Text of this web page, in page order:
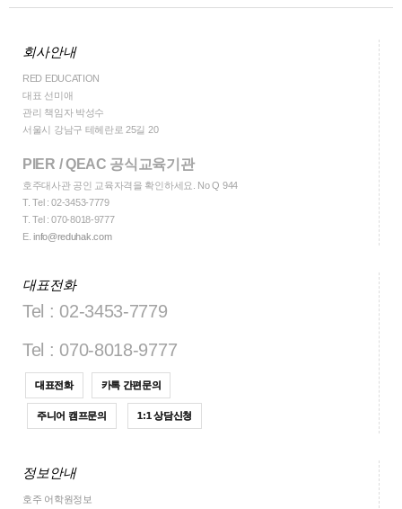
회사안내
RED EDUCATION
대표 선미애
관리 책임자 박성수
서울시 강남구 테헤란로 25길 20
PIER / QEAC 공식교육기관
호주대사관 공인 교육자격을 확인하세요. No Q 944
T.Tel : 02-3453-7779
T.Tel : 070-8018-9777
E.info@reduhak.com
대표전화
Tel : 02-3453-7779
Tel : 070-8018-9777
대표전화 카톡 간편문의
주니어 캠프문의 1:1 상담신청
정보안내
호주 어학원정보